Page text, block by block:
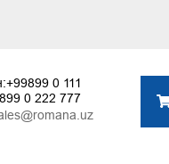
+99899 0 111
0 222 777